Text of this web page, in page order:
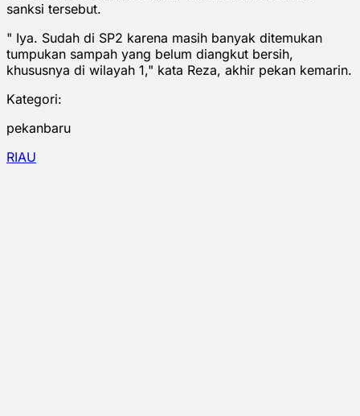
sanksi tersebut.
" Iya. Sudah di SP2 karena masih banyak ditemukan
tumpukan sampah yang belum diangkut bersih,
khususnya di wilayah 1," kata Reza, akhir pekan kemarin.
Kategori:
pekanbaru
RIAU